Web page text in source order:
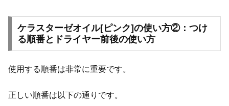
ケラスターゼオイル[ピンク]の使い方②：つけ
る順番とドライヤー前後の使い方
使用する順番は非常に重要です。
正しい順番は以下の通りです。